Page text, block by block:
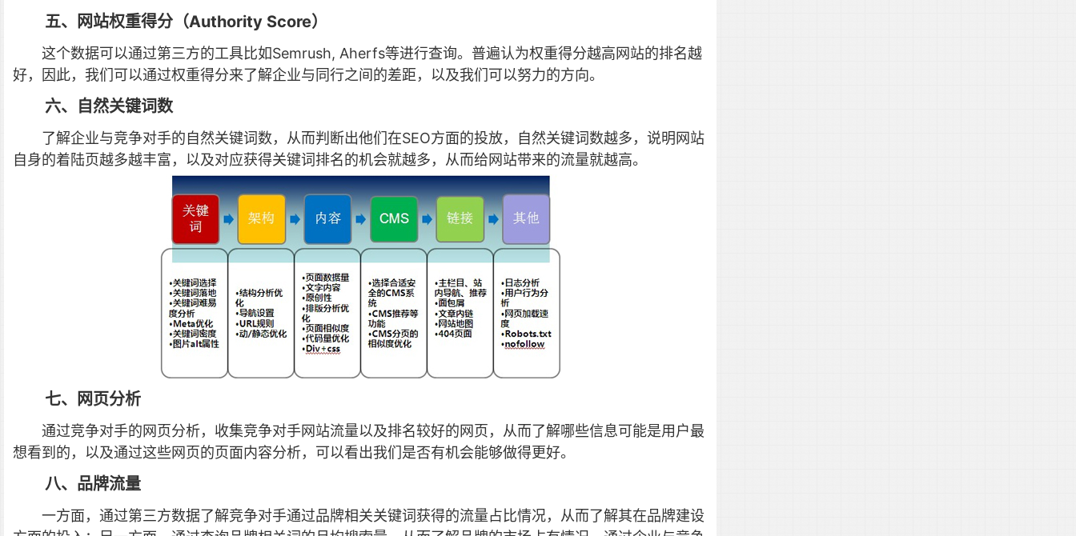
五、网站权重得分（Authority Score）
这个数据可以通过第三方的工具比如Semrush, Aherfs等进行查询。普遍认为权重得分越高网站的排名越
好，因此，我们可以通过权重得分来了解企业与同行之间的差距，以及我们可以努力的方向。
六、自然关键词数
了解企业与竞争对手的自然关键词数，从而判断出他们在SEO方面的投放，自然关键词数越多，说明网站
自身的着陆页越多越丰富，以及对应获得关键词排名的机会就越多，从而给网站带来的流量就越高。
七、网页分析
通过竞争对手的网页分析，收集竞争对手网站流量以及排名较好的网页，从而了解哪些信息可能是用户最
想看到的，以及通过这些网页的页面内容分析，可以看出我们是否有机会能够做得更好。
八、品牌流量
一方面，通过第三方数据了解竞争对手通过品牌相关关键词获得的流量占比情况，从而了解其在品牌建设